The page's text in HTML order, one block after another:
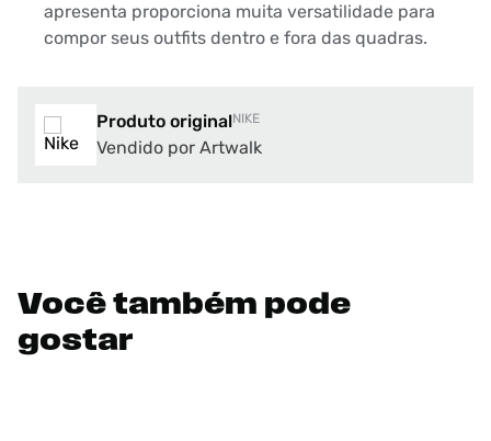
apresenta proporciona muita versatilidade para
compor seus outfits dentro e fora das quadras.
Produto originalNIKE
Vendido por Artwalk
Você também pode
gostar